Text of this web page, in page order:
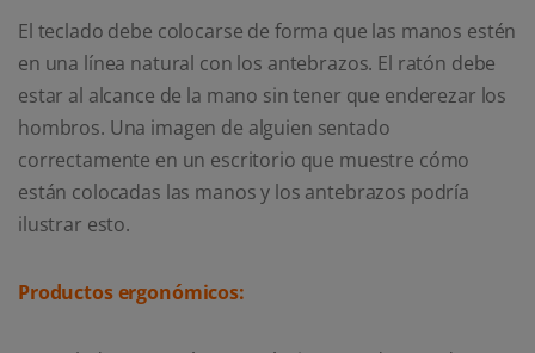
El teclado debe colocarse de forma que las manos estén
en una línea natural con los antebrazos. El ratón debe
estar al alcance de la mano sin tener que enderezar los
hombros. Una imagen de alguien sentado
correctamente en un escritorio que muestre cómo
están colocadas las manos y los antebrazos podría
ilustrar esto.
Productos ergonómicos: